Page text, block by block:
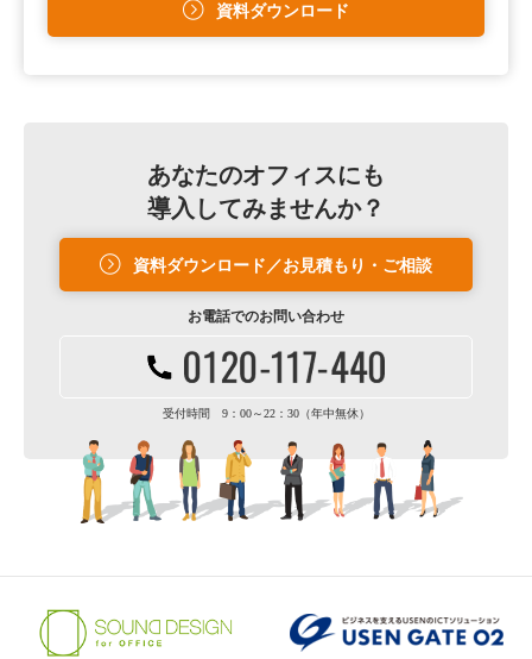
資料ダウンロード
あなたのオフィスにも
導入してみませんか？
資料ダウンロード／お見積もり・ご相談
お電話でのお問い合わせ
受付時間 9：00～22：30（年中無休）